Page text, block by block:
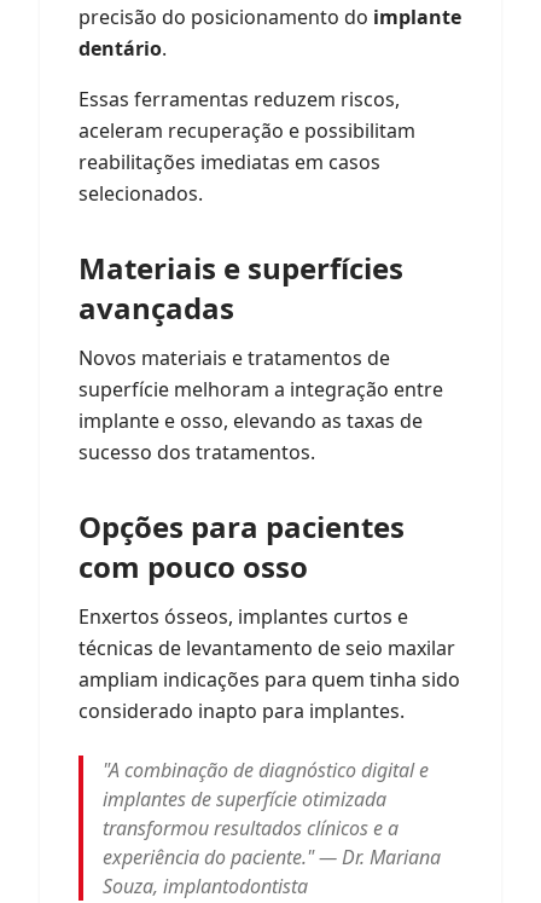
precisão do posicionamento do implante
dentário.
Essas ferramentas reduzem riscos,
aceleram recuperação e possibilitam
reabilitações imediatas em casos
selecionados.
Materiais e superfícies
avançadas
Novos materiais e tratamentos de
superfície melhoram a integração entre
implante e osso, elevando as taxas de
sucesso dos tratamentos.
Opções para pacientes
com pouco osso
Enxertos ósseos, implantes curtos e
técnicas de levantamento de seio maxilar
ampliam indicações para quem tinha sido
considerado inapto para implantes.
"A combinação de diagnóstico digital e
implantes de superfície otimizada
transformou resultados clínicos e a
experiência do paciente." — Dr. Mariana
Souza, implantodontista